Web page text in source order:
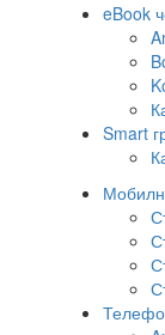
eBook
Smart